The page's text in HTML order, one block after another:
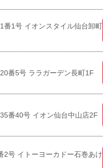
番1号 イオンスタイル仙台卸町
番5号 ララガーデン長町1F
番40号 イオン仙台中山店2F
2号 イトーヨーカドー石巻あけ